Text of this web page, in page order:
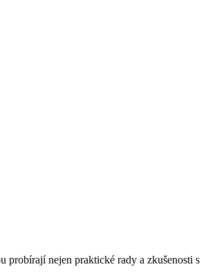
probírají nejen praktické rady a zkušenosti s